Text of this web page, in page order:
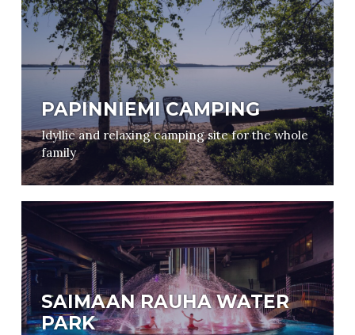
PAPINNIEMI CAMPING
Idyllic and relaxing camping site for the whole
family
SAIMAAN RAUHA WATER
PARK